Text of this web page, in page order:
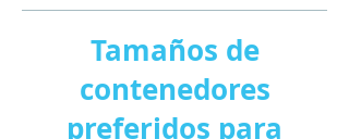
Tamaños de
contenedores
preferidos para